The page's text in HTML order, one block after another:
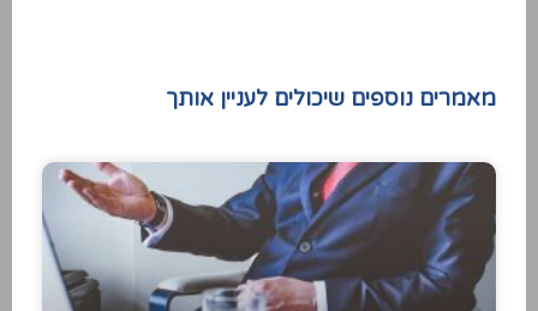
מאמרים נוספים שיכולים לעניין אותך